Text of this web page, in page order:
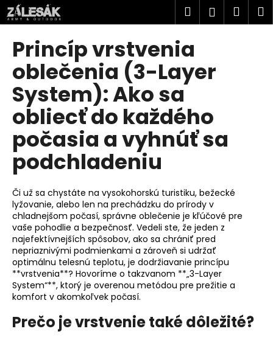
Prejsť
na
obsah
Hľadať
Princíp vrstvenia
oblečenia (3-Layer
System): Ako sa
obliecť do každého
počasia a vyhnúť sa
podchladeniu
Či už sa chystáte na vysokohorskú turistiku, bežecké
lyžovanie, alebo len na prechádzku do prírody v
chladnejšom počasí, správne oblečenie je kľúčové pre
vaše pohodlie a bezpečnosť. Vedeli ste, že jeden z
najefektívnejších spôsobov, ako sa chrániť pred
nepriaznivými podmienkami a zároveň si udržať
optimálnu telesnú teplotu, je dodržiavanie princípu
**vrstvenia**? Hovoríme o takzvanom **„3-Layer
System“**, ktorý je overenou metódou pre prežitie a
komfort v akomkoľvek počasí.
Prečo je vrstvenie také dôležité?
K
o
Č
o
p
o
t
r
e
b
u
j
e
t
e
n
á
j
s